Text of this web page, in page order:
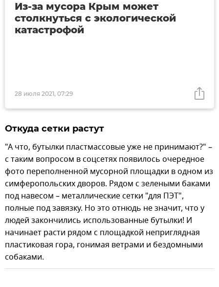
28 июля 2021, 07:29
Из-за мусора Крым может
столкнуться с экологической
катастрофой
Откуда сетки растут
"А что, бутылки пластмассовые уже не принимают?" –
с таким вопросом в соцсетях появилось очередное
фото переполненной мусорной площадки в одном из
симферопольских дворов. Рядом с зелеными баками
под навесом – металлические сетки "для ПЭТ",
полные под завязку. Но это отнюдь не значит, что у
людей закончились использованные бутылки! И
начинает расти рядом с площадкой неприглядная
пластиковая гора, гонимая ветрами и бездомными
собаками.